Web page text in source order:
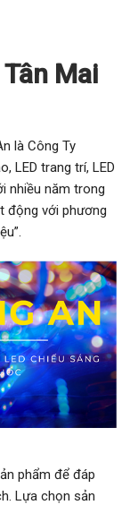
Mai
là Công Ty
LED trang trí, LED
nhiều năm trong
động với phương
phẩm để đáp
Lựa chọn sản